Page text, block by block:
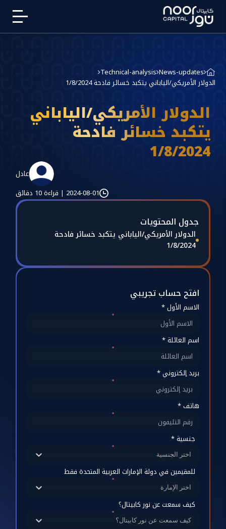
News-updates
Technical-analysis
الدولار الأمريكي/الياباني يتكبد خسائر فادحة 1/8/2024
الدولار الأمريكي/الياباني
يتكبد خسائر فادحة
1/8/2024
عادل
2024-08-01
| قراءة 10 دقائق
جدول المحتويات
الدولار الأمريكي/الياباني يتكبد خسائر فادحة
1/8/2024
افتح حساب تجريبي
الاسم الأول *
اسم العائلة *
بريد إلكتروني *
هاتف *
جنسية *
اختر الجنسية
للمقيمين في دولة الإمارات العربية المتحدة فقط
اختر الإمارة
كيف سمعت عن نور كابيتال؟
كيف سمعت عن نور كابيتال؟